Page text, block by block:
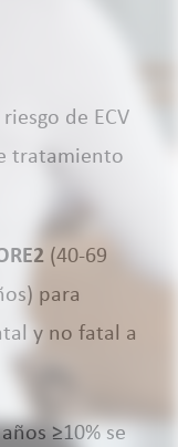
de ECV
tratamiento
(40-69
para
y no fatal a
≥10% se